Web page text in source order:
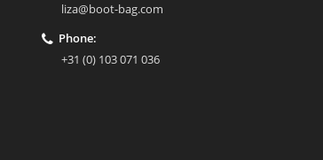
liza@boot-bag.com
Phone:
+31 (0) 103 071 036